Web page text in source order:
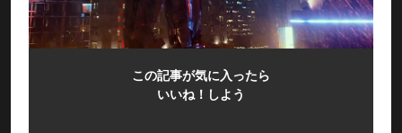
この記事が気に入ったら
いいね！しよう